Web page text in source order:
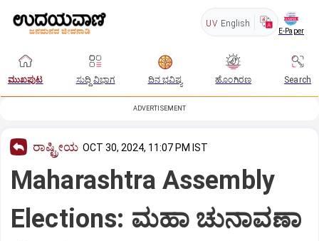
UV English
E-Paper
ಮುಖಪುಟ ಸುದ್ದಿ ವಿಭಾಗ ದಿನ ಭವಿಷ್ಯ ಹೊಂಗಿರಣ Search
ADVERTISEMENT
ರಾಷ್ಟ್ರೀಯ OCT 30, 2024, 11:07 PM IST
Maharashtra Assembly
Elections: ಮಹಾ ಚುನಾವಣಾ